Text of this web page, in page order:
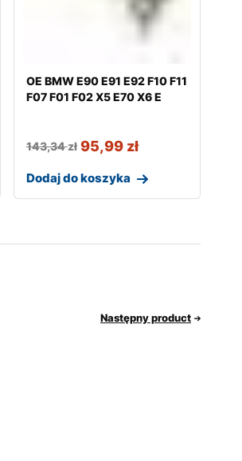
OE BMW E90 E91 E92 F10 F11
F07 F01 F02 X5 E70 X6 E
143,34zł 95,99 zł
Dodaj do koszyka
Następny product